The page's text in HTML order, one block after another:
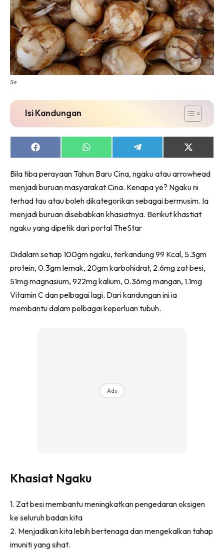
Bilik Tidur
Dapur
Ruang Makan
Make Over
Bilik Air
Bilik Tidur
Ruang Tamu
Casa Impiana
Makeover Ruang Selebriti
Destinasi
Hotel
Kafe
Hartanah
Landed
Buat Sendiri
Impiana MakeOver
Hub Ideaktiv
Se
Isi Kandungan
Share
on
Share
on
Share
on
Share
on
(Twitter)
Bila tiba perayaan Tahun Baru Cina, ngaku atau arrowhead
menjadi buruan masyarakat Cina. Kenapa ye? Ngaku ni
terhad tau atau boleh dikategorikan sebagai bermusim. Ia
menjadi buruan disebabkan khasiatnya. Berikut khastiat
ngaku yang dipetik dari portal TheStar
Didalam setiap 100gm ngaku, terkandung 99 Kcal, 5.3gm
protein, 0.3gm lemak, 20gm karbohidrat, 2.6mg zat besi,
51mg magnasium, 922mg kalium, 0.36mg mangan, 1.1mg
Vitamin C dan pelbagai lagi. Dari kandungan ini ia
membantu dalam pelbagai keperluan tubuh.
Ads
Khasiat Ngaku
1. Zat besi membantu meningkatkan pengedaran oksigen
ke seluruh badan kita
2. Menjadikan kita lebih bertenaga dan mengekalkan tahap
imuniti yang sihat.